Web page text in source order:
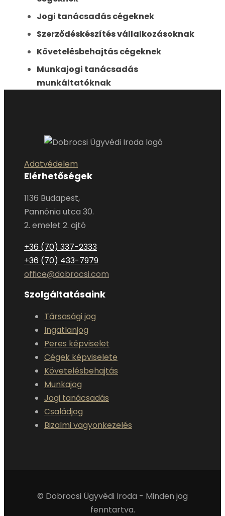
Jogi tanácsadás cégeknek
Szerződéskészítés vállalkozásoknak
Követelésbehajtás cégeknek
Munkajogi tanácsadás
munkáltatóknak
Adatvédelem
Elérhetőségek
1136 Budapest,
Pannónia utca 30.
2. emelet 2. ajtó
+36 (70) 337-2333
+36 (70) 433-7979
office@dobrocsi.com
Szolgáltatásaink
Társasági jog
Ingatlanjog
Peres képviselet
Cégek képviselete
Követelésbehajtás
Munkajog
Jogi tanácsadás
Családjog
Bizalmi vagyonkezelés
© Dobrocsi Ügyvédi Iroda - Minden jog
fenntartva.